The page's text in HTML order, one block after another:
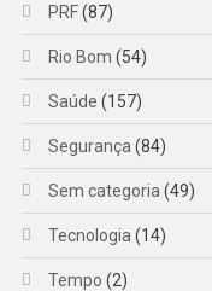
PRF(87)
Rio Bom (54)
Saúde (157)
Segurança (84)
Sem categoria (49)
Tecnologia (14)
Tempo (2)